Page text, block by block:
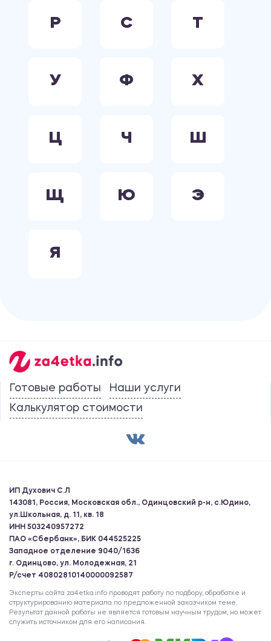
Р С Т
У Ф Х
Ц Ч Ш
Щ Ю Э
Я
Готовые работы
Наши услуги
Калькулятор стоимости
ИП Духович С.Л
143081, Россия, Московская обл., Одинцовский р-н, с.Юдино,
ул.Школьная, д. 11, кв. 18
ИНН 503240957272
ПАО «Сбербанк», БИК 044525225
Западное отделение 9040/1636
г. Одинцово, ул. Молодежная, 21
Р/счет 40802810140000092587
Эксперты сайта za4etka.info проводят работу по подбору, обработке и
структурированию материала по предложенной заказчиком теме.
Результат данной работы не является готовым научным трудом, но может
служить источником для его написания.